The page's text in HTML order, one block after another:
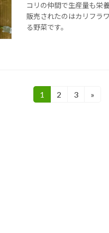
コリの仲間で生産量も栄
販売されたのはカリフラ
る野菜です。
固
1
固
2
固
3 »